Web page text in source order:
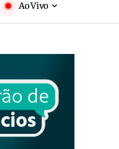
Ao Vivo